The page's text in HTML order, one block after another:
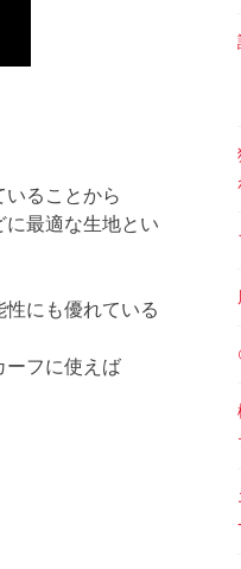
ることから
最適な生地とい
にも優れている
ーフに使えば